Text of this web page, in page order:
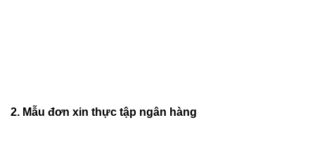
2. Mẫu đơn xin thực tập ngân hàng